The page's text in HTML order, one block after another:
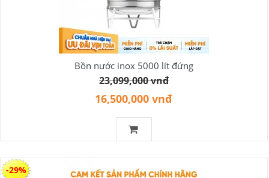
Bồn nước inox 5000 lít đứng
23,099,000 vnđ
16,500,000 vnđ
-29%